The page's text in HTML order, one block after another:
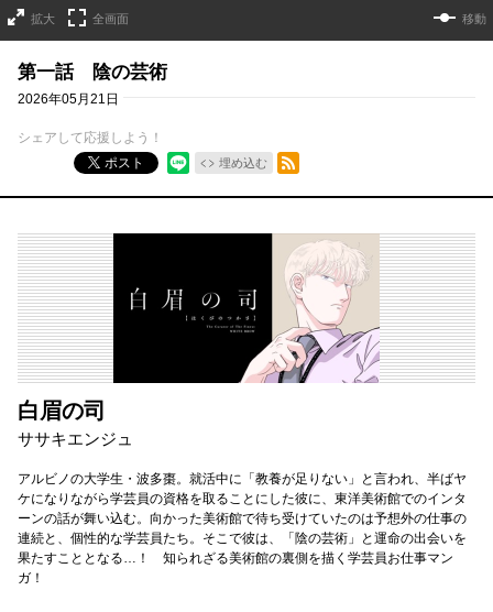
拡大 全画面 移動
第一話 陰の芸術
2026年05月21日
シェアして応援しよう！
ポスト
埋め込む
RSSフィード
白眉の司
ササキエンジュ
アルビノの大学生・波多棗。就活中に「教養が足りない」と言われ、半ばヤ
ケになりながら学芸員の資格を取ることにした彼に、東洋美術館でのインタ
ーンの話が舞い込む。向かった美術館で待ち受けていたのは予想外の仕事の
連続と、個性的な学芸員たち。そこで彼は、「陰の芸術」と運命の出会いを
果たすこととなる…！ 知られざる美術館の裏側を描く学芸員お仕事マン
ガ！